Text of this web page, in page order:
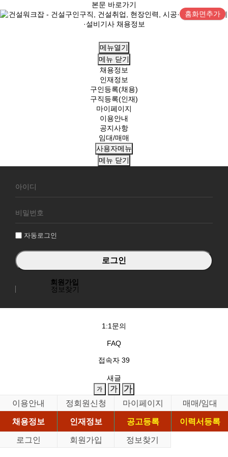
본문 바로가기
홈화면추가
메뉴열기
메뉴 닫기
채용정보
인재정보
구인등록(채용)
구직등록(인재)
마이페이지
이용안내
공지사항
임대/매매
사용자메뉴
메뉴 닫기
원
그
자동로그인
회원가입
정보찾기
1:1문의
FAQ
접속자 39
새글
이용안내 정회원신청 마이페이지
매매/임대
채용정보
인재정보 공고등록
이력서등록
로그인
회원가입 정보찾기